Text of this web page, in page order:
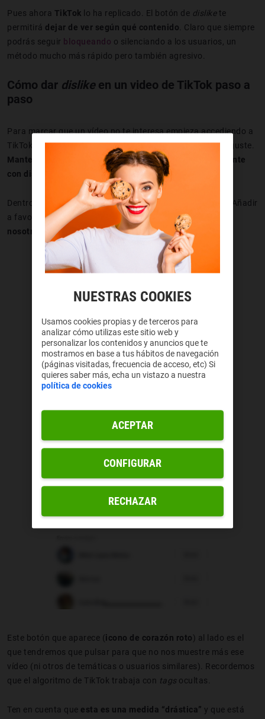
Pues ahora TikTok lo ha replicado. El botón de dislikete
permitirá dejar de ver según qué contenido . Claro que siempre
podrás seguir bloqueando o silenciando a los usuarios, un
método mucho más rápido pero también agresivo.
Cómo dar dislikeen un video de TikTok paso a
paso
Para marcar que un vídeo no te interesa empieza accediendo a
TikTok desde el móvil y ahí selecciona un vídeo que no te guste.
Mantenlo presionado hasta que aparezca un menú flotante
con distintas opciones.
Dentro de ellas deberías ver el botón de “Guardar vídeo”, “Añadir
a favoritos”, “Denunciar” y
el que realmente queremos
nosotros: “No me interesa”.
Este botón que aparece (icono de corazón roto) al lado es el
que tendremos que pulsar para que no nos muestre más ese
vídeo (ni otros de temáticas o usuarios similares). Recordemos
que el algoritmo de TikTok trabaja con tags ocultas.
Ten en cuenta que esta es una medida “drástica” y que está
NUESTRAS COOKIES
Usamos cookies propias y de terceros para
analizar cómo utilizas este sitio web y
personalizar los contenidos y anuncios que te
mostramos en base a tus hábitos de navegación
(páginas visitadas, frecuencia de acceso, etc) Si
quieres saber más, echa un vistazo a nuestra
política de cookies
RECHAZAR
ACEPTAR
CONFIGURAR